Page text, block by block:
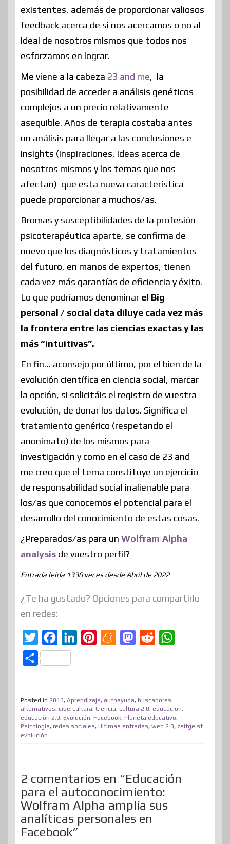
existentes, además de proporcionar valiosos
feedback acerca de si nos acercamos o no al
ideal de nosotros mismos que todos nos
esforzamos en lograr.
Me viene a la cabeza 23 and me, la
posibilidad de acceder a análisis genéticos
complejos a un precio relativamente
asequible. Años de terapia costaba antes
un análisis para llegar a las conclusiones e
insights (inspiraciones, ideas acerca de
nosotros mismos y los temas que nos
afectan) que esta nueva característica
puede proporcionar a muchos/as.
Bromas y susceptibilidades de la profesión
psicoterapéutica aparte, se confirma de
nuevo que los diagnósticos y tratamientos
del futuro, en manos de expertos, tienen
cada vez más garantías de eficiencia y éxito.
Lo que podríamos denominar el Big
personal / social data diluye cada vez más
la frontera entre las ciencias exactas y las
más “intuitivas”.
En fin… aconsejo por último, por el bien de la
evolución científica en ciencia social, marcar
la opción, si solicitáis el registro de vuestra
evolución, de donar los datos. Significa el
tratamiento genérico (respetando el
anonimato) de los mismos para
investigación y como en el caso de 23 and
me creo que el tema constituye un ejercicio
de responsabilidad social inalienable para
los/as que conocemos el potencial para el
desarrollo del conocimiento de estas cosas.
¿Preparados/as para un Wolfram|Alpha
analysis de vuestro perfil?
Entrada leída 1330 veces desde Abril de 2022
¿Te ha gustado? Opciones para compartirlo
en redes:
w
t
e
r
a
c
b
o
o
e
d
I
e
r
e
M
a
m
e
M
o
d
o
i
t
A
p
C
p
a
r
r
Posted in 2013, Aprendizaje, autoayuda, buscadores
alternativos, cibercultura, Ciencia, cultura 2.0, educacion,
educación 2.0, Evolución, Facebook, Planeta educativo,
Psicologia, redes sociales, Ultimas entradas, web 2.0, zeitgeist
evolución
2 comentarios en “Educación
para el autoconocimiento:
Wolfram Alpha amplía sus
analíticas personales en
Facebook”